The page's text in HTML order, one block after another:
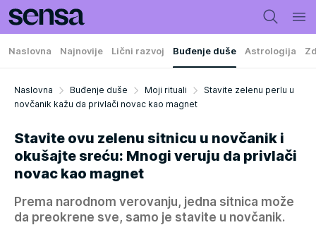
Naslovna Najnovije Lični razvoj Buđenje duše Astrologija
Naslovna Buđenje duše Moji rituali
Stavite zelenu perlu u
novčanik kažu da privlači novac kao magnet
Stavite ovu zelenu sitnicu u novčanik i
okušajte sreću: Mnogi veruju da privlači
novac kao magnet
Prema narodnom verovanju, jedna sitnica može
da preokrene sve, samo je stavite u novčanik.